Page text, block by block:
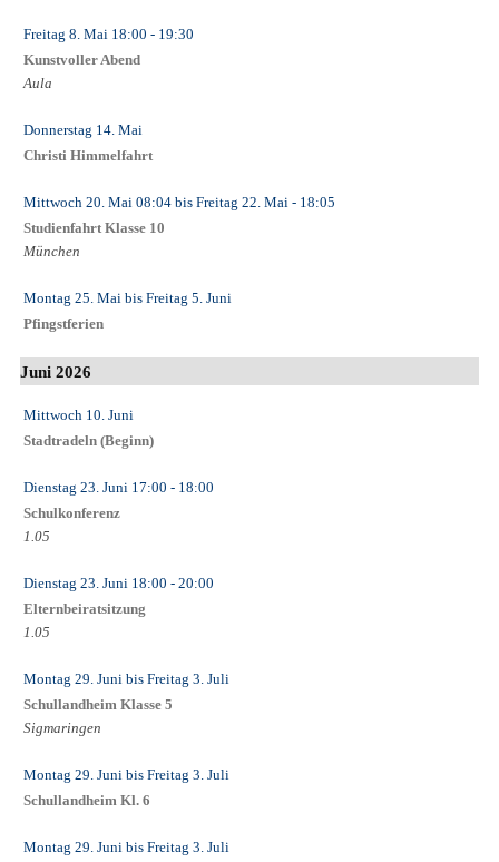
Freitag 8. Mai 18:00 - 19:30
Kunstvoller Abend
Aula
Donnerstag 14. Mai
Christi Himmelfahrt
Mittwoch 20. Mai 08:04 bis Freitag 22. Mai - 18:05
Studienfahrt Klasse 10
München
Montag 25. Mai bis Freitag 5. Juni
Pfingstferien
Juni 2026
Mittwoch 10. Juni
Stadtradeln (Beginn)
Dienstag 23. Juni 17:00 - 18:00
Schulkonferenz
1.05
Dienstag 23. Juni 18:00 - 20:00
Elternbeiratsitzung
1.05
Montag 29. Juni bis Freitag 3. Juli
Schullandheim Klasse 5
Sigmaringen
Montag 29. Juni bis Freitag 3. Juli
Schullandheim Kl. 6
Montag 29. Juni bis Freitag 3. Juli